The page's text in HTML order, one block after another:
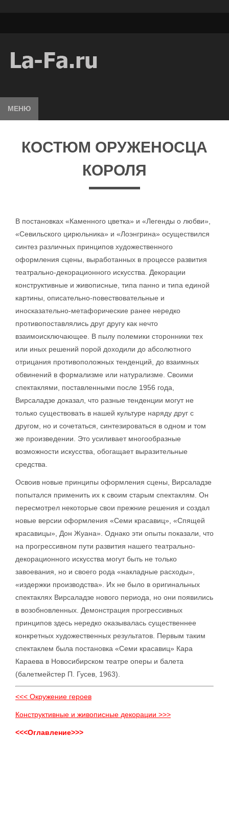
МЕНЮ
КОСТЮМ ОРУЖЕНОСЦА
КОРОЛЯ
В постановках «Каменного цветка» и «Легенды о любви»,
«Севильского цирюльника» и «Лоэнгрина» осуществился
синтез различных принципов художественного
оформления сцены, выработанных в процессе развития
театрально-декорационного искусства. Декорации
конструктивные и живописные, типа панно и типа единой
картины, описательно-повествовательные и
иносказательно-метафорические ранее нередко
противопоставлялись друг другу как нечто
взаимоисключающее. В пылу полемики сторонники тех
или иных решений порой доходили до абсолютного
отрицания противоположных тенденций, до взаимных
обвинений в формализме или натурализме. Своими
спектаклями, поставленными после 1956 года,
Вирсаладзе доказал, что разные тенденции могут не
только существовать в нашей культуре наряду друг с
другом, но и сочетаться, синтезироваться в одном и том
же произведении. Это усиливает многообразные
возможности искусства, обогащает выразительные
средства.
Освоив новые принципы оформления сцены, Вирсаладзе
попытался применить их к своим старым спектаклям. Он
пересмотрел некоторые свои прежние решения и создал
новые версии оформления «Семи красавиц», «Спящей
красавицы», Дон Жуана». Однако эти опыты показали, что
на прогрессивном пути развития нашего театрально-
декорационного искусства могут быть не только
завоевания, но и своего рода «накладные расходы»,
«издержки производства». Их не было в оригинальных
спектаклях Вирсаладзе нового периода, но они появились
в возобновленных. Демонстрация прогрессивных
принципов здесь нередко оказывалась существеннее
конкретных художественных результатов. Первым таким
спектаклем была постановка «Семи красавиц» Кара
Караева в Новосибирском театре оперы и балета
(балетмейстер П. Гусев, 1963).
<<< Окружение героев
Конструктивные и живописные декорации >>>
<<<Оглавление>>>